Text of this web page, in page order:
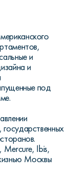
и
и
под
Mercure, Ibis,
Москвы